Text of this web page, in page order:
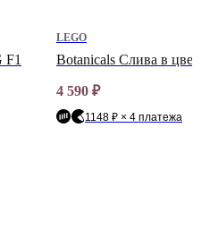
F1
Botanicals Слива в цвету
LEGO
4 590 ₽
1148 ₽ × 4 платежа